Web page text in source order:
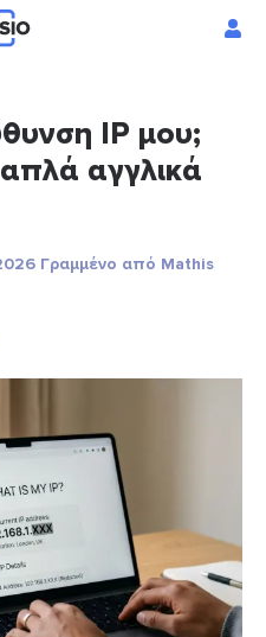
IP μου;
αγγλικά
Γραμμένο από Mathis